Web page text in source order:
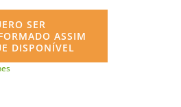
SER
ASSIM
DISPONÍVEL